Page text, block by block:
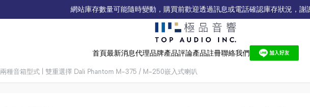
網站庫存數量可能隨時變動，購買前歡迎透過訊息或電話確認庫存狀況，謝
首頁最新消息代理品牌產品評論產品註冊聯絡我們
兩種音箱型式 | 雙重選擇 Dali Phantom M-375 / M-250嵌入式喇叭